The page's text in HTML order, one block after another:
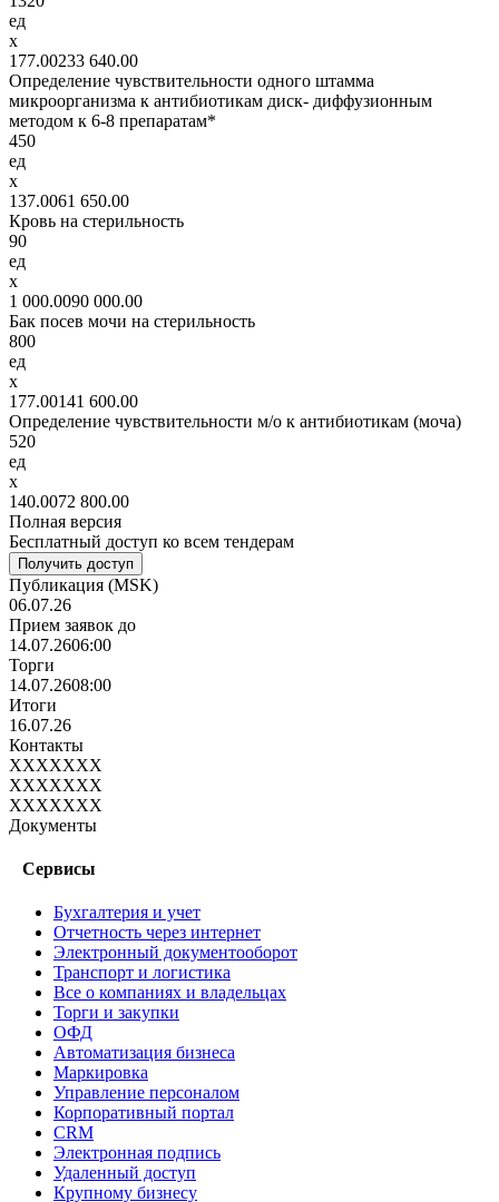
ед
x
177.00233 640.00
Определение чувствительности одного штамма
микроорганизма к антибиотикам диск- диффузионным
методом к 6-8 препаратам*
450
ед
x
137.0061 650.00
Кровь на стерильность
90
ед
x
1 000.0090 000.00
Бак посев мочи на стерильность
800
ед
x
177.00141 600.00
Определение чувствительности м/о к антибиотикам (моча)
520
ед
x
140.0072 800.00
Полная версия
Бесплатный доступ ко всем тендерам
Получить доступ
Публикация (MSK)
06.07.26
Прием заявок до
14.07.2606:00
Торги
14.07.2608:00
Итоги
16.07.26
Контакты
XXXXXXX
XXXXXXX
XXXXXXX
Документы
Сервисы
Бухгалтерия и учет
Отчетность через интернет
Электронный документооборот
Транспорт и логистика
Все о компаниях и владельцах
Торги и закупки
ОФД
Автоматизация бизнеса
Маркировка
Управление персоналом
Корпоративный портал
CRM
Электронная подпись
Удаленный доступ
Крупному бизнесу